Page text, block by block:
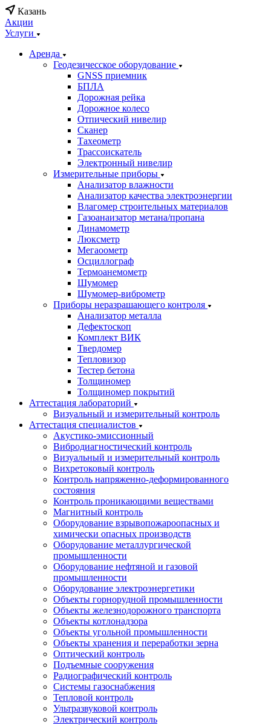
Казань
Акции
Услуги
Аренда
Геодезичесское оборудование
GNSS приемник
БПЛА
Дорожная рейка
Дорожное колесо
Отпический нивелир
Сканер
Тахеометр
Трассоискатель
Электронный нивелир
Измерительные приборы
Анализатор влажности
Анализатор качества электроэнергии
Влагомер строительных материалов
Газоанаизатор метана/пропана
Динамометр
Люксметр
Мегаоометр
Осциллограф
Термоанемометр
Шумомер
Шумомер-виброметр
Приборы неразрашающего контроля
Анализатор металла
Дефектоскоп
Комплект ВИК
Твердомер
Тепловизор
Тестер бетона
Толщиномер
Толщиномер покрытий
Аттестация лабораторий
Визуальный и измерительный контроль
Аттестация специалистов
Акустико-эмиссионный
Вибродиагностический контроль
Визуальный и измерительный контроль
Вихретоковый контроль
Контроль напряженно-деформированного
состояния
Контроль проникающими веществами
Магнитный контроль
Оборудование взрывопожароопасных и
химически опасных производств
Оборудование металлургической
промышленности
Оборудование нефтяной и газовой
промышленности
Оборудование электроэнергетики
Объекты горнорудной промышленности
Объекты железнодорожного транспорта
Объекты котлонадзора
Объекты угольной промышленности
Объекты хранения и переработки зерна
Оптический контроль
Подъемные сооружения
Радиографический контроль
Системы газоснабжения
Тепловой контроль
Ультразвуковой контроль
Электрический контроль